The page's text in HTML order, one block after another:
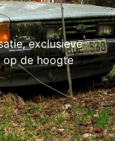
exclusieve
op de hoogte